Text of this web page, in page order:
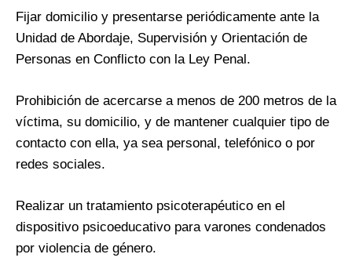
Fijar domicilio y presentarse periódicamente ante la
Unidad de Abordaje, Supervisión y Orientación de
Personas en Conflicto con la Ley Penal.
Prohibición de acercarse a menos de 200 metros de la
víctima, su domicilio, y de mantener cualquier tipo de
contacto con ella, ya sea personal, telefónico o por
redes sociales.
Realizar un tratamiento psicoterapéutico en el
dispositivo psicoeducativo para varones condenados
por violencia de género.